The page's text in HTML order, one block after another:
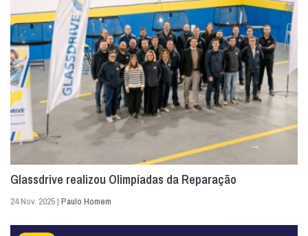
Glassdrive realizou Olimpíadas da Reparação
24 Nov. 2025 | Paulo Homem